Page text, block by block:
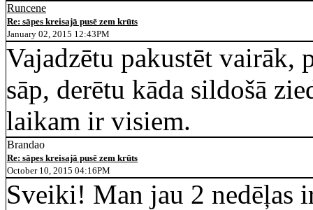
Runcene
Re: sāpes kreisajā pusē zem krūts
January 02, 2015 12:43PM
Vajadzētu pakustēt vairāk,
sāp, derētu kāda sildošā
laikam ir visiem.
Brandao
Re: sāpes kreisajā pusē zem krūts
October 10, 2015 04:16PM
Sveiki! Man jau 2 nedēļas